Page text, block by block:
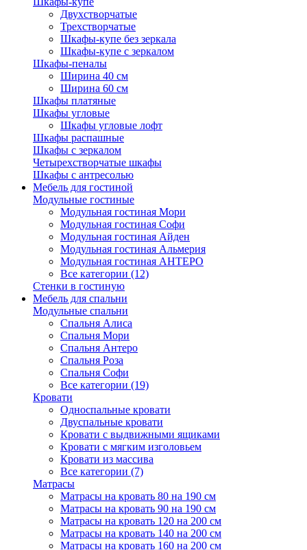
Двухстворчатые
Трехстворчатые
Шкафы-купе без зеркала
Шкафы-купе с зеркалом
Шкафы-пеналы
Ширина 40 см
Ширина 60 см
Шкафы платяные
Шкафы угловые
Шкафы угловые лофт
Шкафы распашные
Шкафы с зеркалом
Четырехстворчатые шкафы
Шкафы с антресолью
Мебель для гостиной
Модульные гостиные
Модульная гостиная Мори
Модульная гостиная Софи
Модульная гостиная Айден
Модульная гостиная Альмерия
Модульная гостиная АНТЕРО
Все категории (12)
Стенки в гостиную
Мебель для спальни
Модульные спальни
Спальня Алиса
Спальня Мори
Спальня Антеро
Спальня Роза
Спальня Софи
Все категории (19)
Кровати
Односпальные кровати
Двуспальные кровати
Кровати с выдвижными ящиками
Кровати с мягким изголовьем
Кровати из массива
Все категории (7)
Матрасы
Матрасы на кровать 80 на 190 см
Матрасы на кровать 90 на 190 см
Матрасы на кровать 120 на 200 см
Матрасы на кровать 140 на 200 см
Матрасы на кровать 160 на 200 см